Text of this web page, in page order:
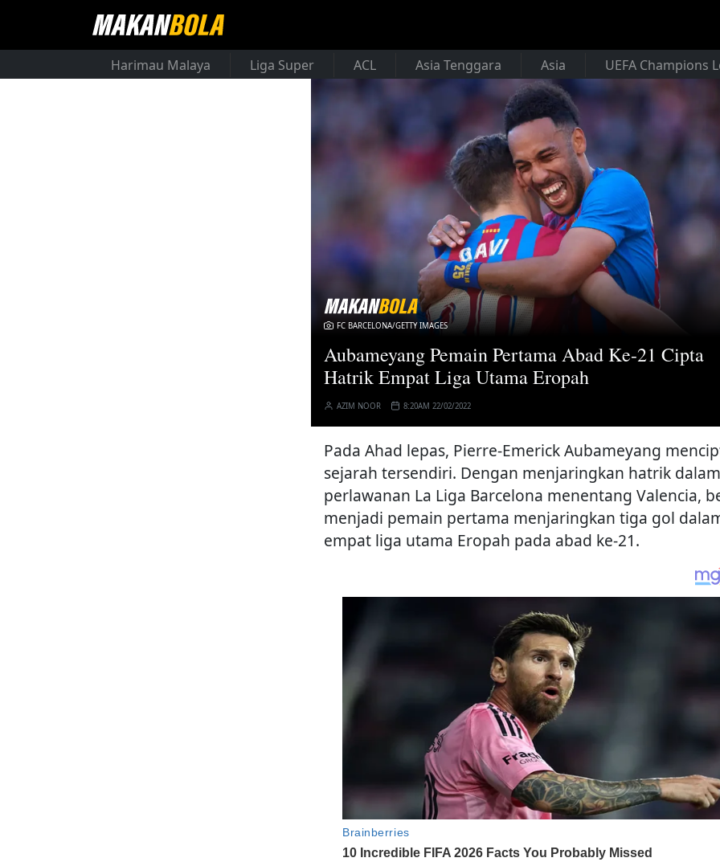
Harimau Malaya Liga Super ACL Asia Tenggara Asia UEFA Champions
FC BARCELONA/GETTY IMAGES
Aubameyang Pemain Pertama Abad Ke-21 Cipta
Hatrik Empat Liga Utama Eropah
AZIM NOOR 8:20AM 22/02/2022
Pada Ahad lepas, Pierre-Emerick Aubameyang
sejarah tersendiri. Dengan menjaringkan hatrik dalam
perlawanan La Liga Barcelona menentang Valencia,
menjadi pemain pertama menjaringkan tiga gol
empat liga utama Eropah pada abad ke-21.